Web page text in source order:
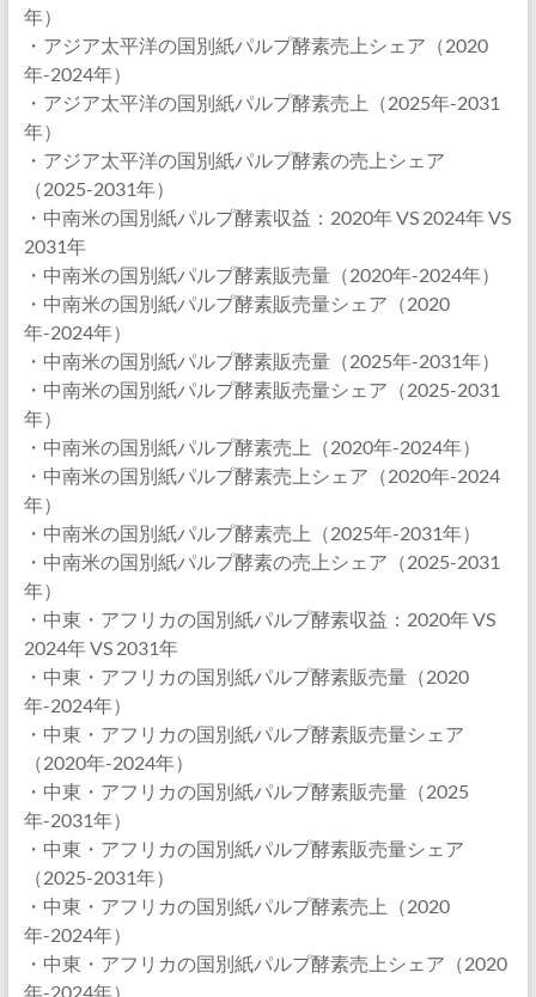
年）
・アジア太平洋の国別紙パルプ酵素売上シェア（2020
年-2024年）
・アジア太平洋の国別紙パルプ酵素売上（2025年-2031
年）
・アジア太平洋の国別紙パルプ酵素の売上シェア
（2025-2031年）
・中南米の国別紙パルプ酵素収益：2020年 VS 2024年 VS
2031年
・中南米の国別紙パルプ酵素販売量（2020年-2024年）
・中南米の国別紙パルプ酵素販売量シェア（2020
年-2024年）
・中南米の国別紙パルプ酵素販売量（2025年-2031年）
・中南米の国別紙パルプ酵素販売量シェア（2025-2031
年）
・中南米の国別紙パルプ酵素売上（2020年-2024年）
・中南米の国別紙パルプ酵素売上シェア（2020年-2024
年）
・中南米の国別紙パルプ酵素売上（2025年-2031年）
・中南米の国別紙パルプ酵素の売上シェア（2025-2031
年）
・中東・アフリカの国別紙パルプ酵素収益：2020年 VS
2024年 VS 2031年
・中東・アフリカの国別紙パルプ酵素販売量（2020
年-2024年）
・中東・アフリカの国別紙パルプ酵素販売量シェア
（2020年-2024年）
・中東・アフリカの国別紙パルプ酵素販売量（2025
年-2031年）
・中東・アフリカの国別紙パルプ酵素販売量シェア
（2025-2031年）
・中東・アフリカの国別紙パルプ酵素売上（2020
年-2024年）
・中東・アフリカの国別紙パルプ酵素売上シェア（2020
年-2024年）